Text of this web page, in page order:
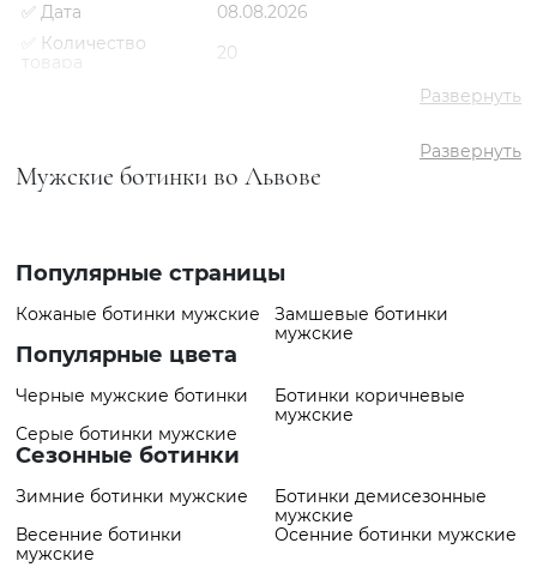
Мужские ботинки во Львове
Популярные страницы
Кожаные ботинки мужские
Замшевые ботинки
мужские
Популярные цвета
Черные мужские ботинки
Ботинки коричневые
мужские
Серые ботинки мужские
Сезонные ботинки
Зимние ботинки мужские
Ботинки демисезонные
мужские
Весенние ботинки
мужские
Осенние ботинки мужские
✅ Дата
08.08.2026
✅ Количество
товара
20
✅ Самый дорогой
товар
6658 грн
Развернуть
Развернуть